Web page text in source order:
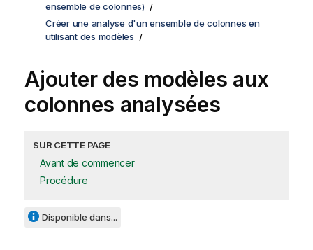
ensemble de colonnes)
Créer une analyse d'un ensemble de colonnes en
utilisant des modèles
Ajouter des modèles aux
colonnes analysées
SUR CETTE PAGE
Avant de commencer
Procédure
Disponible dans...